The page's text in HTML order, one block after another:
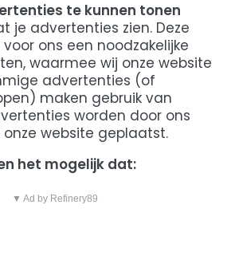
te kunnen tonen
je advertenties zien. Deze
ons een noodzakelijke
waarmee wij onze website
advertenties (of
maken gebruik van
worden door ons
website geplaatst.
het mogelijk dat:
▼ Ad by Refinery89